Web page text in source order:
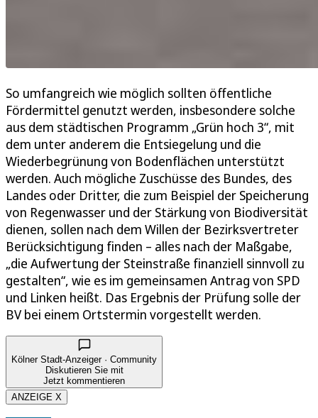
So umfangreich wie möglich sollten öffentliche
Fördermittel genutzt werden, insbesondere solche
aus dem städtischen Programm „Grün hoch 3“, mit
dem unter anderem die Entsiegelung und die
Wiederbegrünung von Bodenflächen unterstützt
werden. Auch mögliche Zuschüsse des Bundes, des
Landes oder Dritter, die zum Beispiel der Speicherung
von Regenwasser und der Stärkung von Biodiversität
dienen, sollen nach dem Willen der Bezirksvertreter
Berücksichtigung finden – alles nach der Maßgabe,
„die Aufwertung der Steinstraße finanziell sinnvoll zu
gestalten“, wie es im gemeinsamen Antrag von SPD
und Linken heißt. Das Ergebnis der Prüfung solle der
BV bei einem Ortstermin vorgestellt werden.
Kölner Stadt-Anzeiger · Community
Diskutieren Sie mit
Jetzt kommentieren
ANZEIGE X